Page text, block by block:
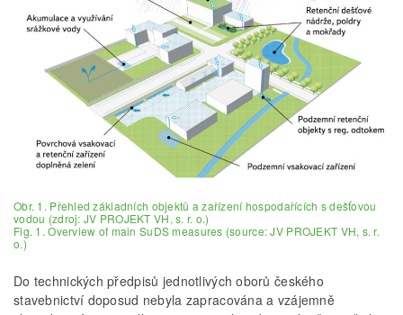
Obr. 1. Přehled základních objektů a zařízení hospodařících s dešťovou
vodou (zdroj: JV PROJEKT VH, s. r. o.)
Fig. 1. Overview of main SuDS measures (source: JV PROJEKT VH, s. r.
o.)
Do technických předpisů jednotlivých oborů českého
stavebnictví doposud nebyla zapracována a vzájemně